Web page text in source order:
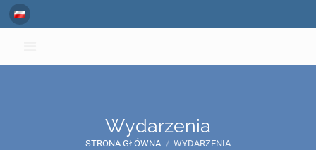
Wydarzenia
STRONA GŁÓWNA / WYDARZENIA